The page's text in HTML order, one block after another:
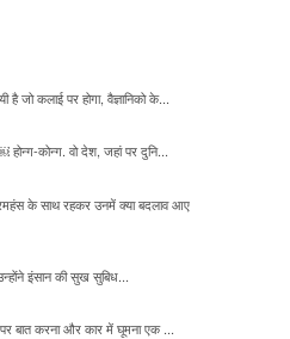
जो कलाई पर होगा, वैज्ञानिको के...
कोन्ग. वो देश, जहां पर दुनि...
के साथ रहकर उनमें क्या बदलाव आए
इंसान की सुख सुबिध...
पर बात करना और कार में घूमना एक ...